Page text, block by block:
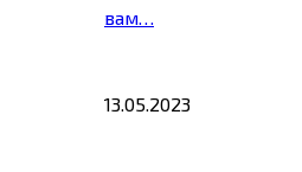
вам…
13.05.2023